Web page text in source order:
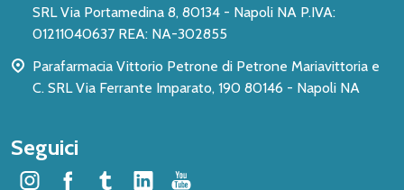
SRL Via Portamedina 8, 80134 - Napoli NA P.IVA:
01211040637 REA: NA-302855
Parafarmacia Vittorio Petrone di Petrone Mariavittoria e
C. SRL Via Ferrante Imparato, 190 80146 - Napoli NA
Seguici